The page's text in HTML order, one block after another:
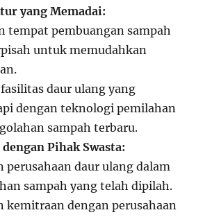
yang Memadai:
tempat pembuangan sampah
untuk memudahkan
daur ulang yang
dengan teknologi pemilahan
sampah terbaru.
Pihak Swasta:
perusahaan daur ulang dalam
sampah yang telah dipilah.
kemitraan dengan perusahaan